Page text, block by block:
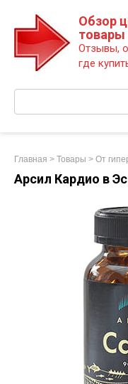
Обзор
товары
Отзывы,
где
Главная > Товары > От
Арсил Кардио в